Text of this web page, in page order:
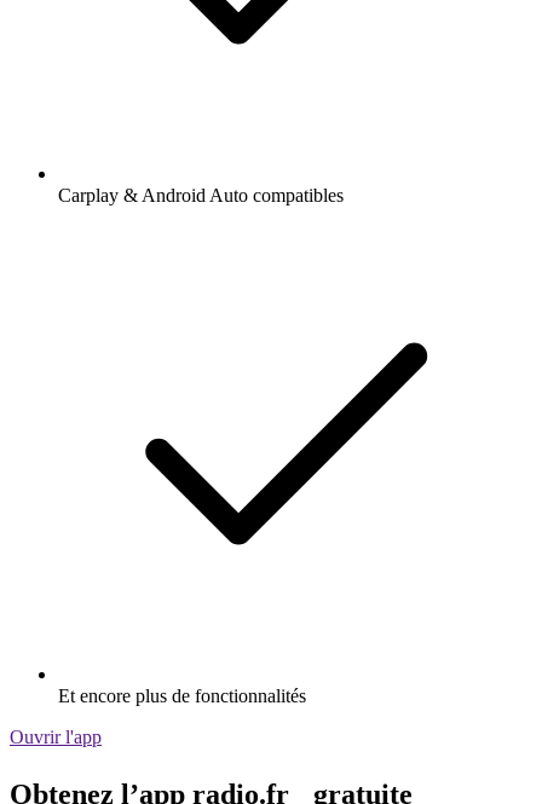
Carplay & Android Auto compatibles
Et encore plus de fonctionnalités
Ouvrir l'app
Obtenez l’app radio.fr gratuite